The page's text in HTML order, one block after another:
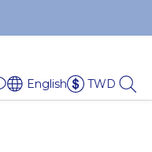
English TWD